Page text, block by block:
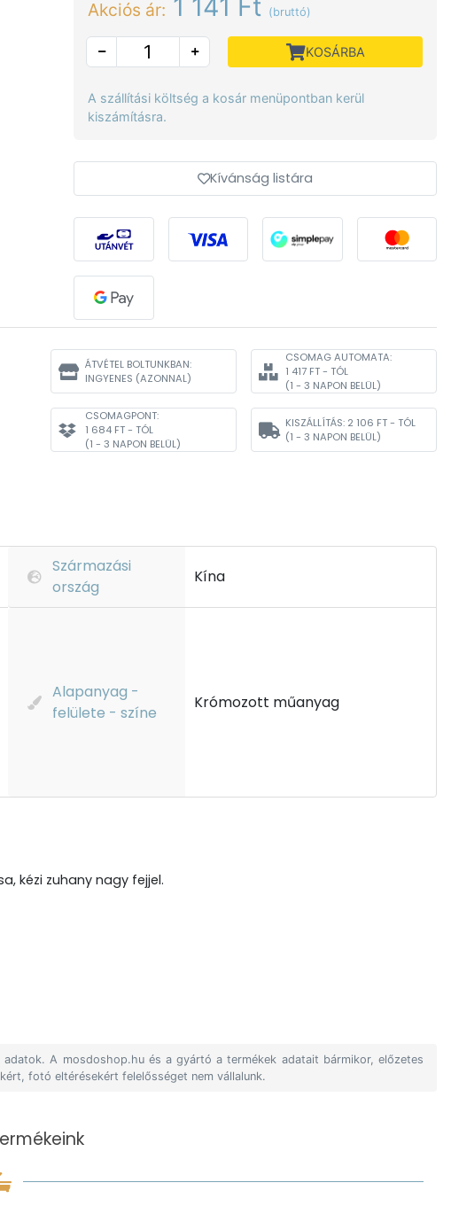
Akciós ár: 1 141 Ft (bruttó)
KOSÁRBA
A szállítási költség a kosár menüpontban kerül
kiszámításra.
Kívánság listára
ÁTVÉTEL BOLTUNKBAN:
INGYENES (AZONNAL)
CSOMAG AUTOMATA:
1 417 FT - TÓL
(1 - 3 NAPON BELÜL)
CSOMAGPONT:
1 684 FT - TÓL
(1 - 3 NAPON BELÜL)
KISZÁLLÍTÁS: 2 106 FT - TÓL
(1 - 3 NAPON BELÜL)
Származási
ország
Kína
Alapanyag -
felülete - színe
Krómozott műanyag
kézi zuhany nagy fejjel.
A mosdoshop.hu és a gyártó a termékek adatait bármikor, előzetes
fotó eltérésekért felelősséget nem vállalunk.